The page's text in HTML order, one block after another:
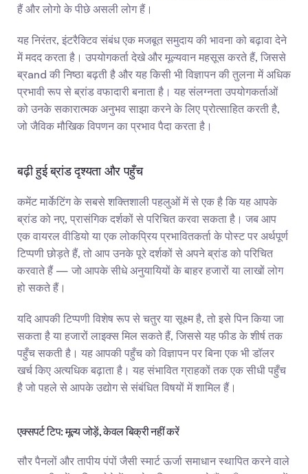
हैं और लोगो के पीछे असली लोग हैं।
यह निरंतर, इंटरैक्टिव संबंध एक मजबूत समुदाय की भावना को बढ़ावा देने
में मदद करता है। उपयोगकर्ता देखे और मूल्यवान महसूस करते हैं, जिससे
ब्रand की निष्ठा बढ़ती है और यह किसी भी विज्ञापन की तुलना में अधिक
प्रभावी रूप से ब्रांड वफादारी बनाता है। यह संलग्नता उपयोगकर्ताओं
को उनके सकारात्मक अनुभव साझा करने के लिए प्रोत्साहित करती है,
जो जैविक मौखिक विपणन का प्रभाव पैदा करता है।
बढ़ी हुई ब्रांड दृश्यता और पहुँच
कमेंट मार्केटिंग के सबसे शक्तिशाली पहलुओं में से एक है कि यह आपके
ब्रांड को नए, प्रासंगिक दर्शकों से परिचित करवा सकता है। जब आप
एक वायरल वीडियो या एक लोकप्रिय प्रभावितकर्ता के पोस्ट पर अर्थपूर्ण
टिप्पणी छोड़ते हैं, तो आप उनके पूरे दर्शकों से अपने ब्रांड को परिचित
करवाते हैं — जो आपके सीधे अनुयायियों के बाहर हजारों या लाखों लोग
हो सकते हैं।
यदि आपकी टिप्पणी विशेष रूप से चतुर या सूक्ष्म है, तो इसे पिन किया जा
सकता है या हजारों लाइक्स मिल सकते हैं, जिससे यह फीड के शीर्ष तक
पहुँच सकती है। यह आपकी पहुँच को विज्ञापन पर बिना एक भी डॉलर
खर्च किए अत्यधिक बढ़ाता है। यह संभावित ग्राहकों तक एक सीधी पहुँच
है जो पहले से आपके उद्योग से संबंधित विषयों में शामिल हैं।
एक्सपर्ट टिप: मूल्य जोड़ें, केवल बिक्री नहीं करें
सौर पैनलों और तापीय पंपों जैसी स्मार्ट ऊर्जा समाधान स्थापित करने वाले